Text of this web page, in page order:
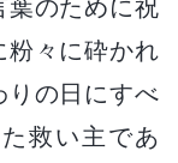
葉のために祝
粉々に砕かれ
りの日にすべ
救い主であ